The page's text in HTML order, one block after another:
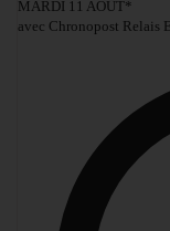
MARDI 11 AOÛT*
avec Chronopost Relais